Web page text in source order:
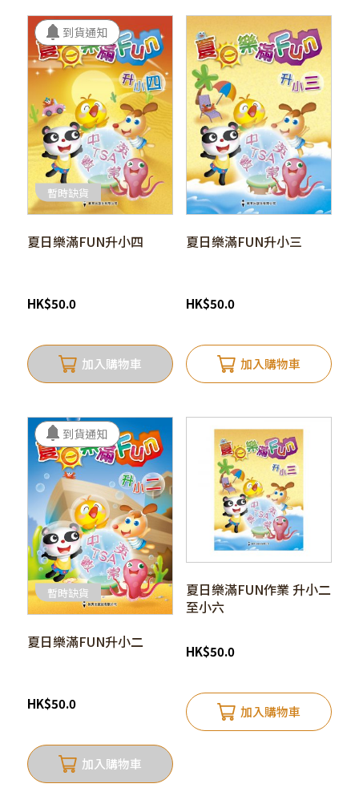
暫時缺貨
夏日樂滿FUN升小四
HK$50.0
加入購物車
夏日樂滿FUN升小三
HK$50.0
加入購物車
暫時缺貨
夏日樂滿FUN升小二
HK$50.0
加入購物車
夏日樂滿FUN作業 升小二
至小六
HK$50.0
加入購物車